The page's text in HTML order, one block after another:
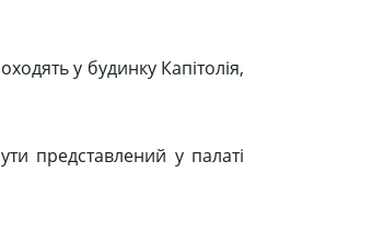
у будинку Капітолія,
представлений у палаті